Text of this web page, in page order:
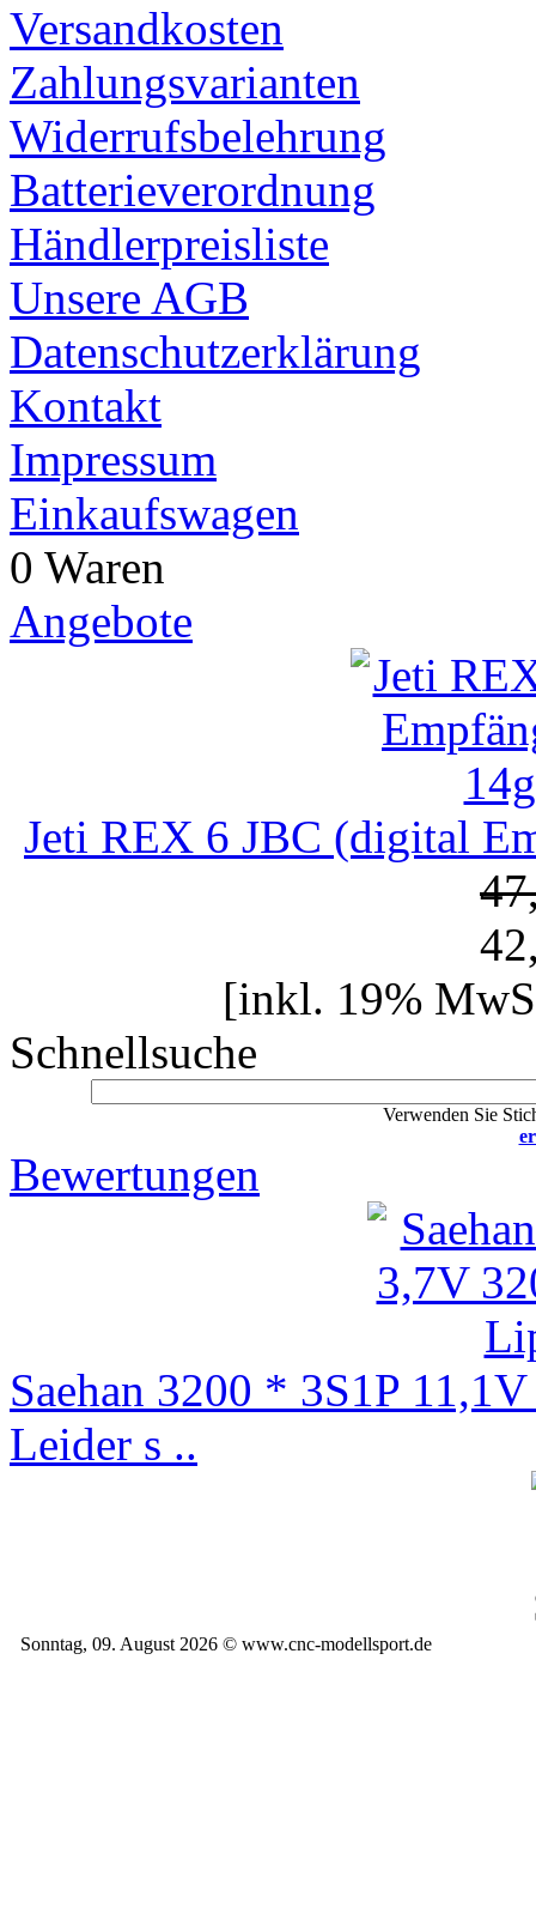
Versandkosten
Zahlungsvarianten
Widerrufsbelehrung
Batterieverordnung
Händlerpreisliste
Unsere AGB
Datenschutzerklärung
Kontakt
Impressum
Einkaufswagen
0 Waren
Angebote
Jeti REX 6 JBC (digital
[inkl. 19%
Schnellsuche
Verwenden Sie
Bewertungen
Saehan 3200 * 3S1P
Leider s ..
Sonntag, 09. August 2026 © www.cnc-modellsport.de